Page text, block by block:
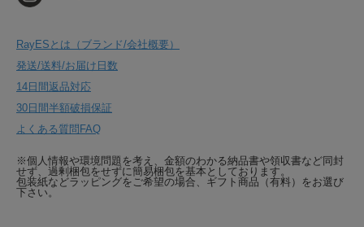
RayESとは（ブランド/会社概要）
発送/送料/お届け日数
14日間返品対応
30日間半額破損保証
よくある質問FAQ
※個人情報や環境問題を考え、金額のわかる納品書や領収書など同封
せず、過剰梱包をせずに簡易梱包を基本としております。
包装紙などラッピングをご希望の場合、ギフト商品（有料）をお選び
下さい。